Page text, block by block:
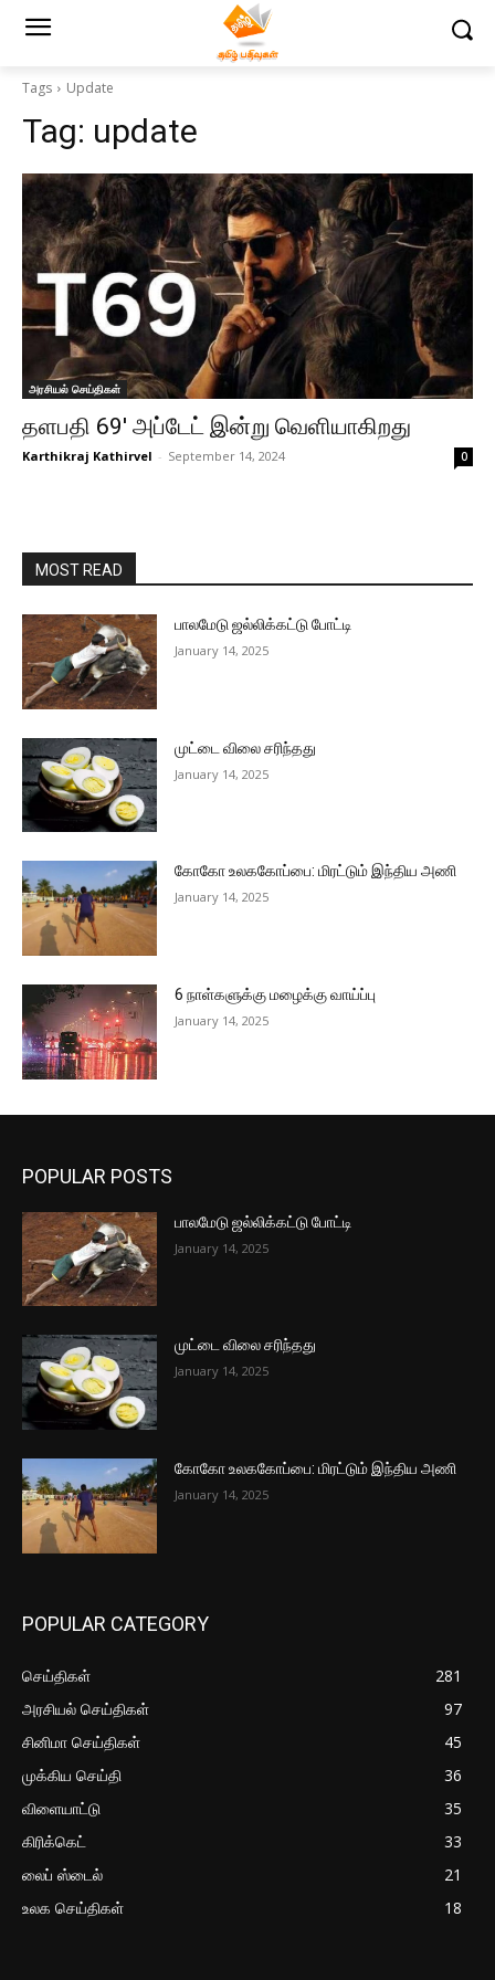
Tags Update
Tag: update
அரசியல் செய்திகள்
தளபதி 69′ அப்டேட் இன்று வெளியாகிறது
Karthikraj Kathirvel - September 14, 2024 0
MOST READ
பாலமேடு ஜல்லிக்கட்டு போட்டி
January 14, 2025
முட்டை விலை சரிந்தது
January 14, 2025
கோகோ உலககோப்பை: மிரட்டும் இந்திய அணி
January 14, 2025
6 நாள்களுக்கு மழைக்கு வாய்ப்பு
January 14, 2025
POPULAR POSTS
பாலமேடு ஜல்லிக்கட்டு போட்டி
January 14, 2025
முட்டை விலை சரிந்தது
January 14, 2025
கோகோ உலககோப்பை: மிரட்டும் இந்திய அணி
January 14, 2025
POPULAR CATEGORY
செய்திகள்
281
அரசியல் செய்திகள்
97
சினிமா செய்திகள்
45
முக்கிய செய்தி
36
விளையாட்டு
35
கிரிக்கெட்
33
லைப் ஸ்டைல்
21
உலக செய்திகள்
18